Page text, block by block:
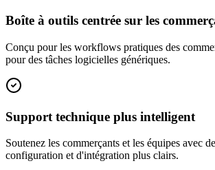
Boîte à outils centrée sur les
Conçu pour les workflows pratiques des
pour des tâches logicielles génériques.
Support technique plus intelligent
Soutenez les commerçants et les équipes avec
configuration et d'intégration plus clairs.